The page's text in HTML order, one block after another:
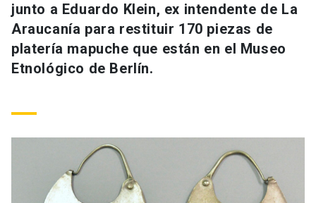
Información para keyboard_arrow_down
Futuros estudiantes
Go to english site launch
Admisión
launch
Correo UC launch
junto a Eduardo Klein, ex intendente de La
Araucanía para restituir 170 piezas de
platería mapuche que están en el Museo
Etnológico de Berlín.